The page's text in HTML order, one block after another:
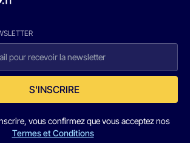
S'INSCRIRE
vous confirmez que vous acceptez nos
Termes et Conditions